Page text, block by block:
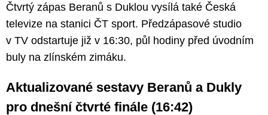
Čtvrtý zápas Beranů s Duklou vysílá také Česká
televize na stanici ČT sport. Předzápasové studio
v TV odstartuje již v 16:30, půl hodiny před úvodním
buly na zlínském zimáku.
Aktualizované sestavy Beranů a Dukly
pro dnešní čtvrté finále (16:42)